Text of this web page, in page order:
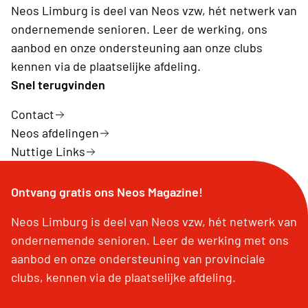
Neos Limburg is deel van Neos vzw, hét netwerk van
ondernemende senioren. Leer de werking, ons
aanbod en onze ondersteuning aan onze clubs
kennen via de plaatselijke afdeling.
Snel terugvinden
Contact
Neos afdelingen
Nuttige Links
Ontvang gratis ons Neos Magazine!
Neos Limburg is deel van Neos vzw, hét netwerk van
ondernemende senioren. Leer de werking met ons
aanbod en onze ondersteuning van provinciale
clubs, kennen via de plaatselijke afdeling.